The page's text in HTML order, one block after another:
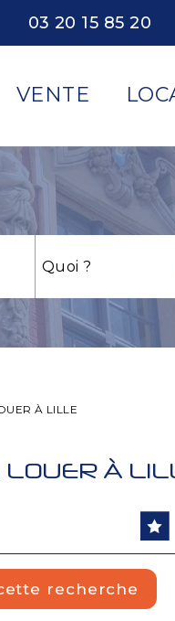
03 20 15 85 20
VENTE
À LILLE
LOUER À